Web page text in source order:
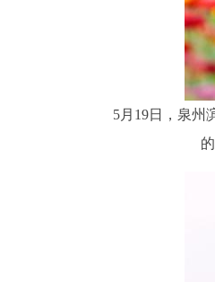
5月19日，泉州